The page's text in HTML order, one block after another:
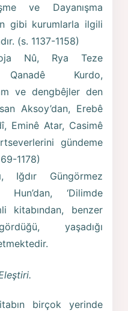
ve Dayanışma
gibi kurumlarla ilgili
(s. 1137-1158)
Nû, Rya Teze
Qanadê Kurdo,
ve dengbêjler den
Aksoy’dan, Erebê
Eminê Atar, Casimê
gündeme
1178)
Iğdır Güngörmez
Hun’dan, ‘Dilimde
kitabından, benzer
yaşadığı
birçok yerinde